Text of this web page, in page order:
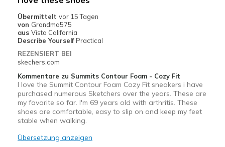
Width
Sizing
Feels half size too small
View On Shoes
Übermittelt vor 15 Tagen
von Grandma575
aus Vista California
Describe Yourself Practical
REZENSIERT BEI
skechers.com
Kommentare zu Summits Contour Foam - Cozy Fit
I love the Summit Contour Foam Cozy Fit sneakers i have
purchased numerous Sketchers over the years. These are
my favorite so far. I'm 69 years old with arthritis. These
shoes are comfortable, easy to slip on and keep my feet
stable when walking.
Übersetzung anzeigen